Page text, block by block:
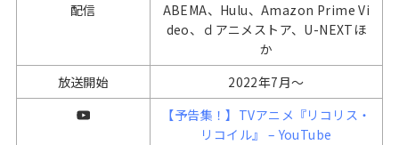
配信
ABEMA、Hulu、Amazon Prime Vi
deo、ｄアニメストア、U-NEXTほ
か
放送開始
2022年7月〜
【予告集！】TVアニメ『リコリス・
リコイル』 – YouTube